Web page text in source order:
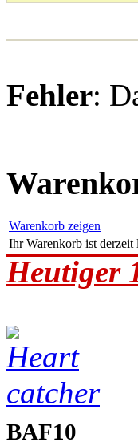
Fehler:
Warenkorb zeigen
Ihr Warenkorb ist derzeit
Heutiger
BAF10